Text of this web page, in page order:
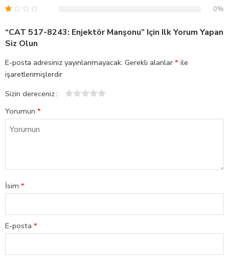
0%
“CAT 517-8243: Enjektör Manşonu” Için Ilk Yorum Yapan
Siz Olun
E-posta adresiniz yayınlanmayacak. Gerekli alanlar * ile
işaretlenmişlerdir
Sizin dereceniz
Yorumun *
İsim *
E-posta *